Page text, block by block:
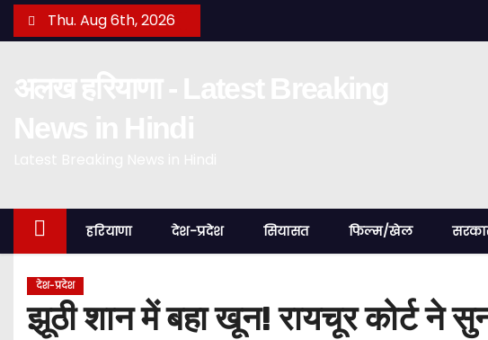
k
n
Thu. Aug 6th, 2026
हरियाणा देश-प्रदेश सियासत फिल्म/खेल
देश-प्रदेश
झूठी शान में बहा खून! रायचूर कोर्ट ने